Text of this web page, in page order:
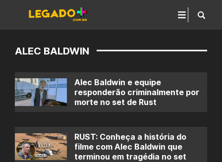
ALEC BALDWIN
Alec Baldwin e equipe
responderão criminalmente por
morte no set de Rust
RUST: Conheça a história do
filme com Alec Baldwin que
terminou em tragédia no set